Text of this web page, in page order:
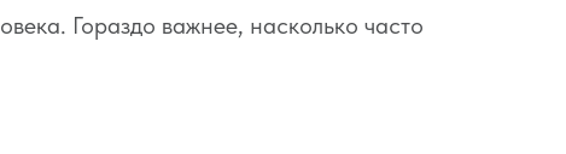
Гораздо важнее, насколько часто